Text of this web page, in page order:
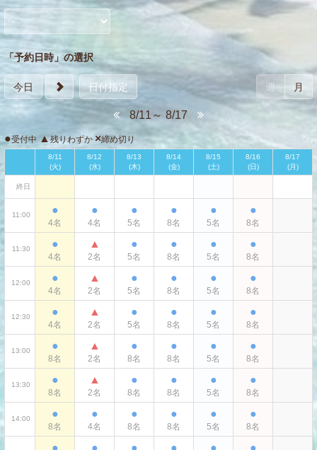
「予約日時」の選択
今日 日付指定
8/11～ 8/17
週 月
●受付中 ▲残りわずか ×締め切り
8/11
(火)
8/12
(水)
8/13
(木)
8/14
(金)
8/15
(土)
8/16
(日)
8/17
(月)
終日
11:00 ●
4名
●
4名
●
5名
●
8名
●
5名
●
8名
11:30 ●
4名
▲
2名
●
5名
●
8名
●
5名
●
8名
12:00 ●
4名
▲
2名
●
5名
●
8名
●
5名
●
8名
12:30 ●
4名
▲
2名
●
5名
●
8名
●
5名
●
8名
13:00 ●
8名
▲
2名
●
8名
●
8名
●
5名
●
8名
13:30 ●
8名
▲
2名
●
8名
●
8名
●
5名
●
8名
14:00 ●
8名
●
4名
●
8名
●
8名
●
5名
●
8名
● ● ● ● ● ●